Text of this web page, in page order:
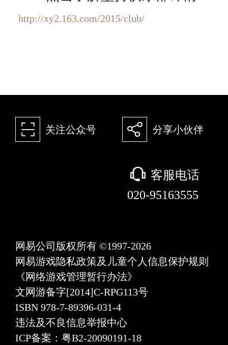
http://xy2.163.com/2015/club/
򰀁 关注公众号 򰀂 分享小伙伴
򰀃 客服电话
020-95163555
网易公司版权所有 ©1997-2026
网易游戏隐私政策及儿童个人信息保护规则
《网络游戏管理暂行办法》
文网游备字[2014]C-RPG113号
ISBN 978-7-89396-031-4
违法及不良信息举报中心
ICP备案：粤B2-20090191-18